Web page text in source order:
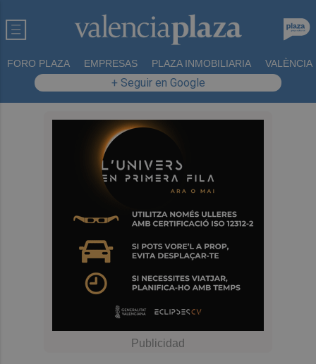
FORO PLAZA EMPRESAS PLAZA INMOBILIARIA VALÈNCIA
+ Seguir en Google